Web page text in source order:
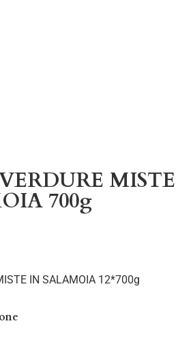
MISTE
700g
IN SALAMOIA 12*700g